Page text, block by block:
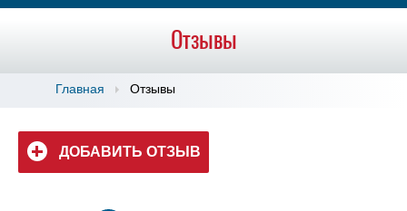
Отзывы
Главная Отзывы
ДОБАВИТЬ ОТЗЫВ